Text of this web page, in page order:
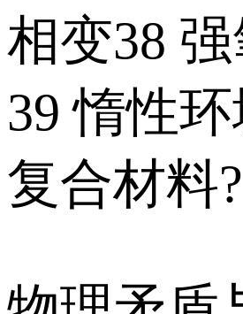
相变38
39 惰性
复合材料?